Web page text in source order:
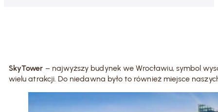
SkyTower – najwyższy budynek we Wrocławiu, symbol
wielu atrakcji. Do niedawna było to również miejsce